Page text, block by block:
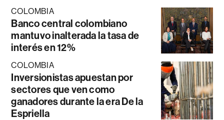
COLOMBIA
Banco central colombiano
mantuvo inalterada la tasa de
interés en 12%
COLOMBIA
Inversionistas apuestan por
sectores que ven como
ganadores durante la era De la
Espriella